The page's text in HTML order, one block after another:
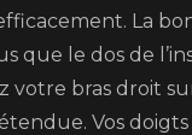
La
que le dos de
votre bras droit
Vos